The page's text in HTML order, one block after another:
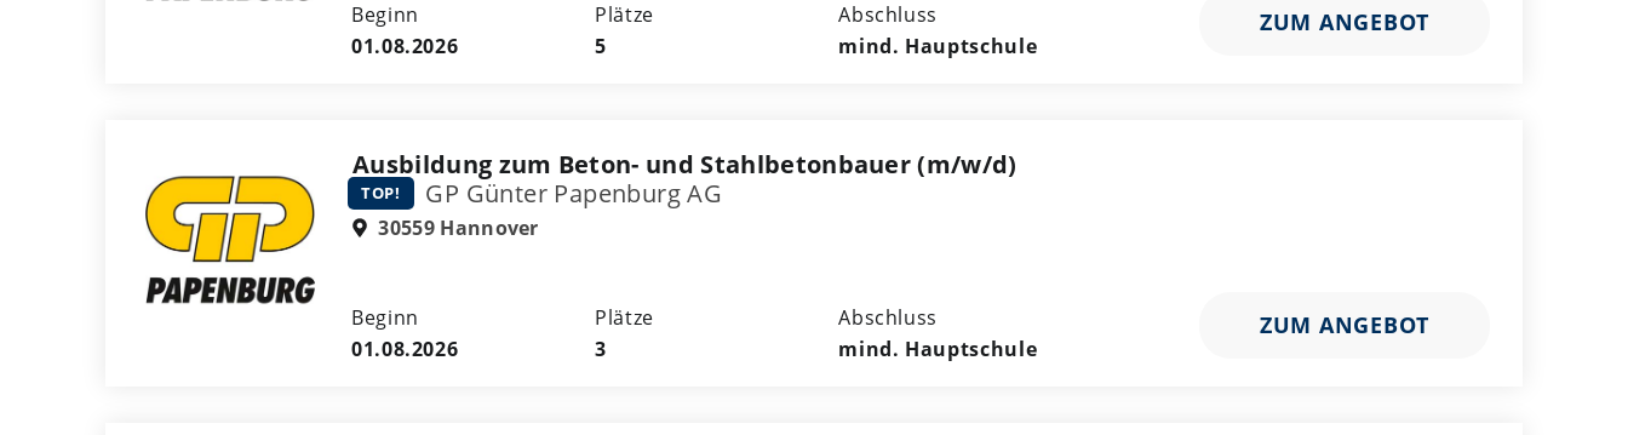
Beginn
01.08.2026
Plätze
5
Abschluss
mind. Hauptschule
ZUM ANGEBOT
Ausbildung zum Beton- und Stahlbetonbauer (m/w/d)
TOP! GP Günter Papenburg AG
30559 Hannover
Beginn
01.08.2026
Plätze
3
Abschluss
mind. Hauptschule
ZUM ANGEBOT